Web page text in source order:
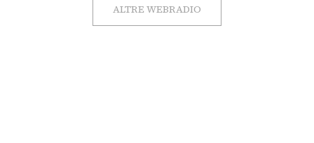
ALTRE WEBRADIO